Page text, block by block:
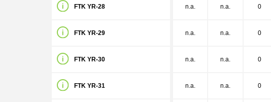
FTK YR-28 n.a. n.a. 0
FTK YR-29 n.a. n.a. 0
FTK YR-30 n.a. n.a. 0
FTK YR-31 n.a. n.a. 0